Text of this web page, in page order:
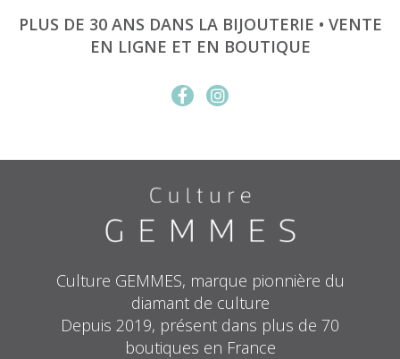
PLUS DE 30 ANS DANS LA BIJOUTERIE • VENTE
EN LIGNE ET EN BOUTIQUE
Culture GEMMES, marque pionnière du
diamant de culture
Depuis 2019, présent dans plus de 70
boutiques en France